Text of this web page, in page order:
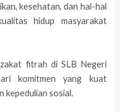
kesehatan, dan hal-hal
hidup masyarakat
fitrah di SLB Negeri
komitmen yang kuat
kepedulian sosial.